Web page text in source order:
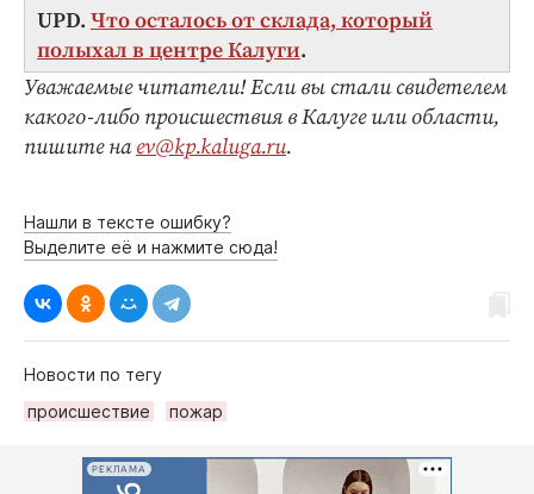
UPD. Что осталось от склада, который
полыхал в центре Калуги.
Уважаемые читатели! Если вы стали свидетелем
какого-либо происшествия в Калуге или области,
пишите наev@kp.kaluga.ru.
Нашли в тексте ошибку?
Выделите её и нажмите сюда!
Новости по тегу
происшествие
пожар
РЕКЛАМА